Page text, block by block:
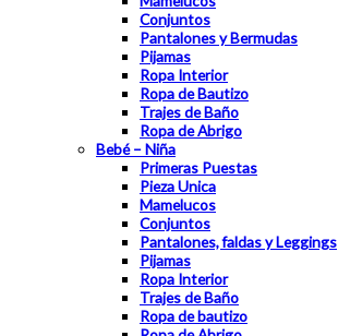
Conjuntos
Pantalones y Bermudas
Pijamas
Ropa Interior
Ropa de Bautizo
Trajes de Baño
Ropa de Abrigo
Bebé – Niña
Primeras Puestas
Pieza Unica
Mamelucos
Conjuntos
Pantalones, faldas y Leggings
Pijamas
Ropa Interior
Trajes de Baño
Ropa de bautizo